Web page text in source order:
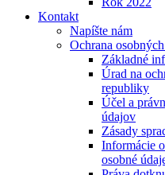
Kontakt
Napíšte nám
Ochrana
Základné
Úrad na
republiky
Účel a
údajov
Zásady
Informácie
osobné